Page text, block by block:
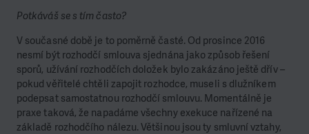
Potkáváš se s tím často?
V současné době je to poměrně časté. Od prosince 2016
nesmí být rozhodčí smlouva sjednána jako způsob řešení
sporů, užívání rozhodčích doložek bylo zakázáno ještě dřív –
pokud věřitelé chtěli zapojit rozhodce, museli s dlužníkem
podepsat samostatnou rozhodčí smlouvu. Momentálně je
praxe taková, že napadáme všechny exekuce nařízené na
základě rozhodčího nálezu. Většinou jsou ty smluvní vztahy,